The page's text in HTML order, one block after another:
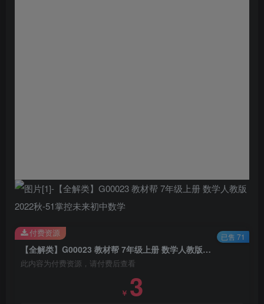
【全解类】G00023 教材帮 7年级上册 数学人教版2022秋
此内容为付费资源，请付费后查看
￥ 3
付费资源 已售 71